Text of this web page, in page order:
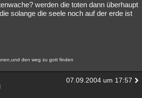
werden die toten dann überhaupt
solange die seele noch auf der erde ist
den weg zu gott finden
07.09.2004 um 17:57